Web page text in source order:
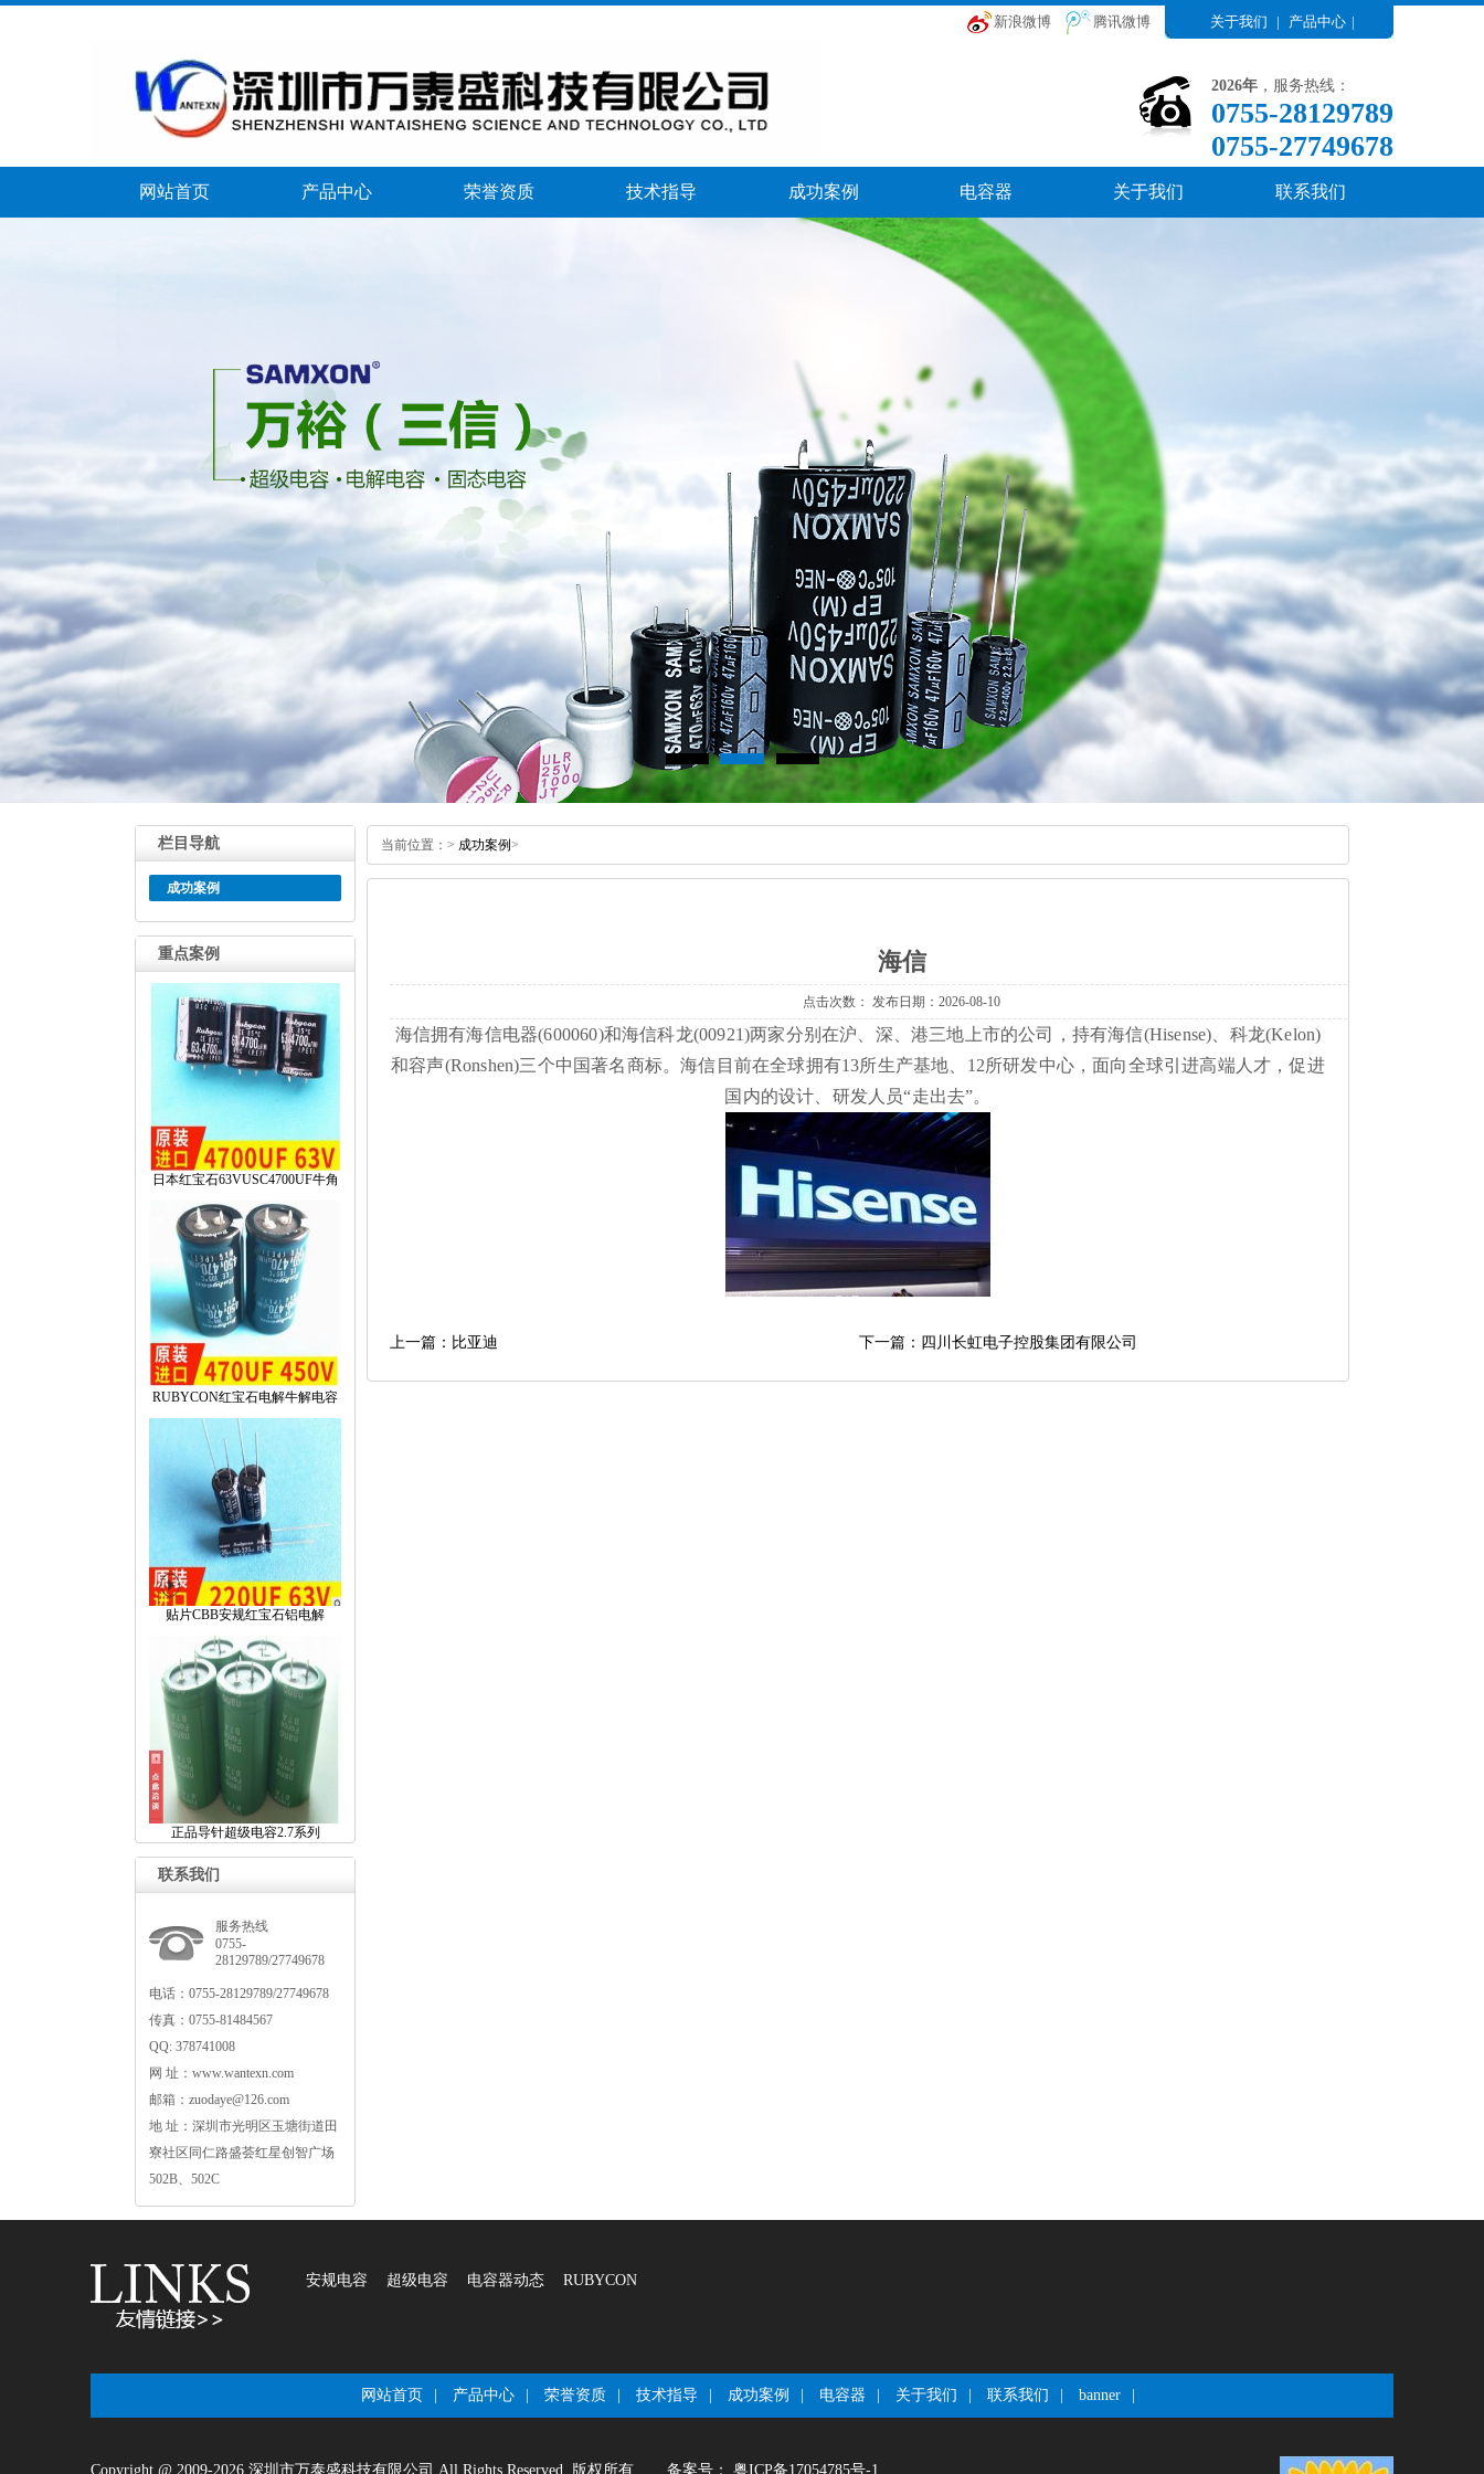
关于我们 | 产品中心 |
腾讯微博
新浪微博
2026年 ，服务热线：
0755-28129789
0755-27749678
网站首页 产品中心 荣誉资质 技术指导 成功案例 电容器 关于我们 联系我们
栏目导航
成功案例
重点案例
日本红宝石63VUSC4700UF牛角
RUBYCON红宝石电解牛解电容
贴片CBB安规红宝石铝电解
正品导针超级电容2.7系列
联系我们
服务热线
0755-
28129789/27749678
电话：0755-28129789/27749678
传真：0755-81484567
QQ:378741008
网址：www.wantexn.com
邮箱：zuodaye@126.com
地址：深圳市光明区玉塘街道田
寮社区同仁路盛荟红星创智广场
502B、502C
当前位置： > 成功案例>
海信
点击次数： 发布日期：2026-08-10
海信拥有海信电器(600060)和海信科龙(00921)两家分别在沪、深、港三地上市的公司，持有海信(Hisense)、科龙(Kelon)
和容声(Ronshen)三个中国著名商标。海信目前在全球拥有13所生产基地、12所研发中心，面向全球引进高端人才，促进
国内的设计、研发人员“走出去”。
上一篇：比亚迪 下一篇：四川长虹电子控股集团有限公司
安规电容 超级电容 电容器动态 RUBYCON
网站首页 产品中心 荣誉资质 技术指导 成功案例 电容器 关于我们 联系我们 banner
Copyright@2009-2026深圳市万泰盛科技有限公司AllRightsReserved.版权所有 备案号： 粤ICP备17054785号-1